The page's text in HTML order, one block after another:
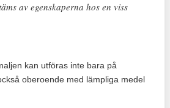
av egenskaperna hos en viss
kan utföras inte bara på
oberoende med lämpliga medel